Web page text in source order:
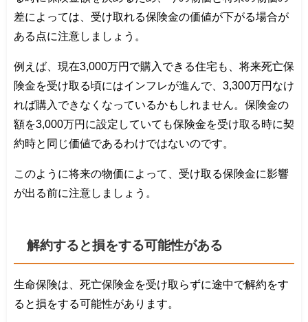
差によっては、受け取れる保険金の価値が下がる場合が
ある点に注意しましょう。
例えば、現在3,000万円で購入できる住宅も、将来死亡保
険金を受け取る頃にはインフレが進んで、3,300万円なけ
れば購入できなくなっているかもしれません。保険金の
額を3,000万円に設定していても保険金を受け取る時に契
約時と同じ価値であるわけではないのです。
このように将来の物価によって、受け取る保険金に影響
が出る前に注意しましょう。
解約すると損をする可能性がある
生命保険は、死亡保険金を受け取らずに途中で解約をす
ると損をする可能性があります。